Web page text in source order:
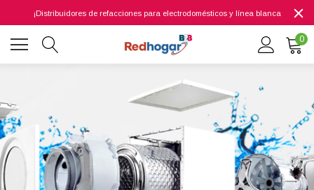
¡Distribuidores de refacciones para electrodomésticos y línea blanca
0